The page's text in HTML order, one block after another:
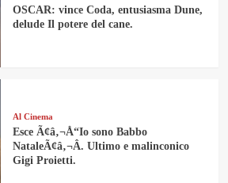
OSCAR: vince Coda, entusiasma Dune,
delude Il potere del cane.
Al Cinema
Esce Ã¢â‚¬Å“Io sono Babbo
NataleÃ¢â‚¬Â. Ultimo e malinconico
Gigi Proietti.